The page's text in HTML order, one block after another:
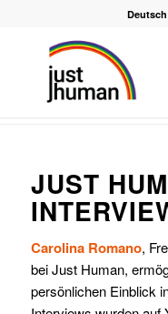
Deutsch
Du bist hier: Startseite
JUST
Carolina Romano,
bei Just Human,
persönlichen Einblick